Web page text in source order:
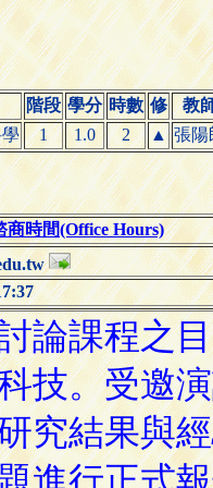
階段 學分 時數 修
教
1 1.0 2 ▲ 張陽
商時間(Office Hours)